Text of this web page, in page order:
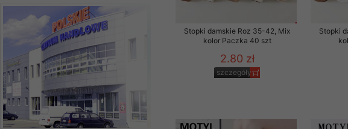
Stopki damskie Roz 35-42, Mix
kolor Paczka 40 szt
2.80 zł
szczegóły
Stopki